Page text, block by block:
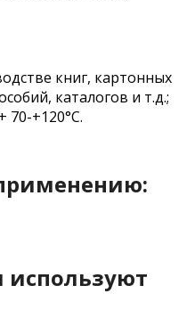
книг, картонных
каталогов и т.д.;
70-+120°С.
используют